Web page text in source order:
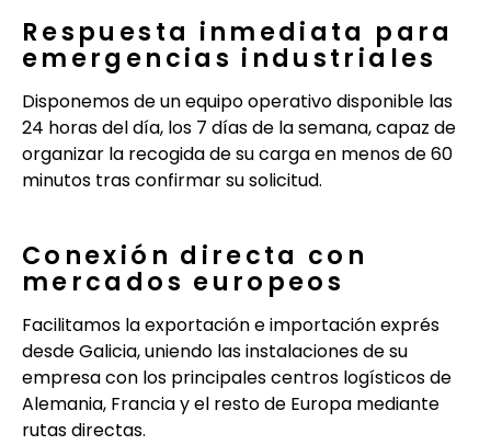
Respuesta inmediata para
emergencias industriales
Disponemos de un equipo operativo disponible las
24 horas del día, los 7 días de la semana, capaz de
organizar la recogida de su carga en menos de 60
minutos tras confirmar su solicitud.
Conexión directa con
mercados europeos
Facilitamos la exportación e importación exprés
desde Galicia, uniendo las instalaciones de su
empresa con los principales centros logísticos de
Alemania, Francia y el resto de Europa mediante
rutas directas.